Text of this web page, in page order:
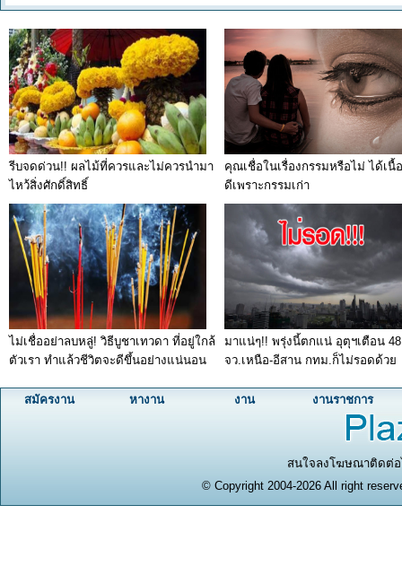
รีบจดด่วน!! ผลไม้ที่ควรและไม่ควรนำมา
ไหว้สิ่งศักดิ์สิทธิ์
คุณเชื่อในเรื่องกรรมหรือไม่ ได้เนื้
ดีเพราะกรรมเก่า
ไม่เชื่ออย่าลบหลู่! วิธีบูชาเทวดา ที่อยู่ใกล้
ตัวเรา ทำแล้วชีวิตจะดีขึ้นอย่างแน่นอน
มาแน่ๆ!! พรุ่งนี้ตกแน่ อุตุฯเตือน 48
จว.เหนือ-อีสาน กทม.ก็ไม่รอดด้วย
สมัครงาน หางาน งาน งานราชการ
สนใจลงโฆษณาติดต่อ
© Copyright 2004-2026 All right